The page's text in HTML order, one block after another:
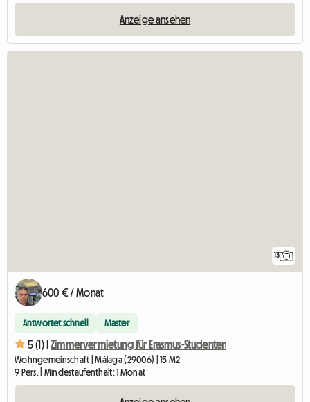
Anzeige ansehen
13
600 € / Monat
Antwortet schnell Master
5 (1) | Zimmervermietung für Erasmus-Studenten
Wohngemeinschaft | Málaga (29006) | 15 M2
9 Pers. | Mindestaufenthalt: 1 Monat